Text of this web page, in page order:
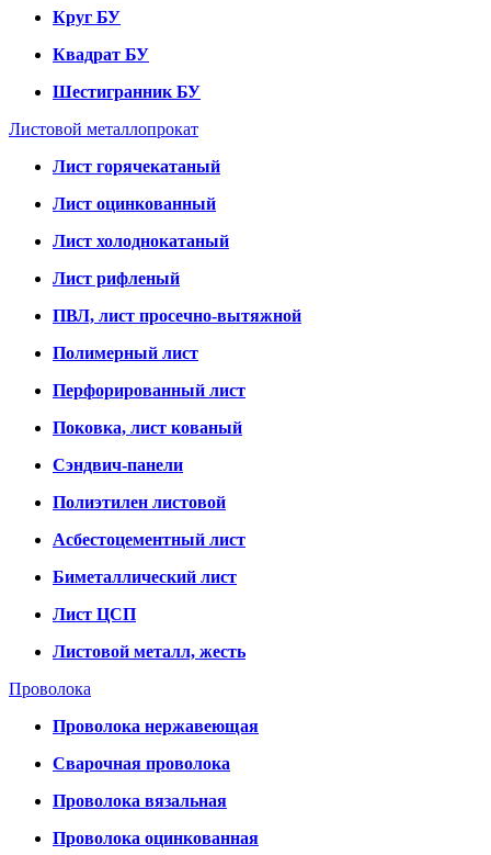
Круг БУ
Квадрат БУ
Шестигранник БУ
Листовой металлопрокат
Лист горячекатаный
Лист оцинкованный
Лист холоднокатаный
Лист рифленый
ПВЛ, лист просечно-вытяжной
Полимерный лист
Перфорированный лист
Поковка, лист кованый
Сэндвич-панели
Полиэтилен листовой
Асбестоцементный лист
Биметаллический лист
Лист ЦСП
Листовой металл, жесть
Проволока
Проволока нержавеющая
Сварочная проволока
Проволока вязальная
Проволока оцинкованная